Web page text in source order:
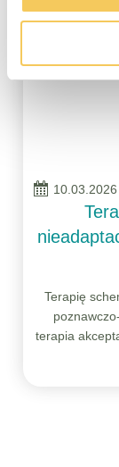
10.03.2026
Terapię
terapia